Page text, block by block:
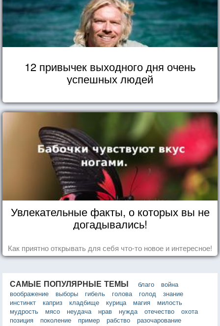
12 привычек выходного дня очень
успешных людей
Увлекательные факты, о которых вы не
догадывались!
Как приятно открывать для себя что-то новое и интересное!
САМЫЕ ПОПУЛЯРНЫЕ ТЕМЫ благо
война
воображение
выборы гибель голова голод
знание
инстинкт
каприз кладбище курица магия
милость
мудрость
мясо неудача нрав нужда отечество
охота
позиция
поколение пример рабство
разочарование